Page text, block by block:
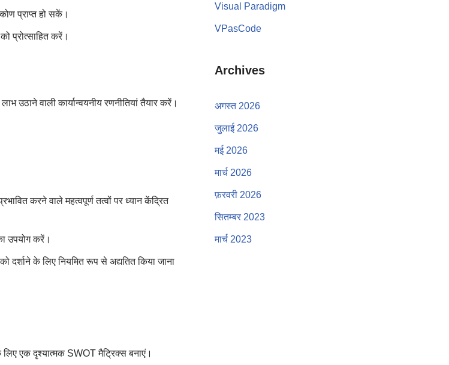
प्राप्त हो सकें।
प्रोत्साहित करें।
उठाने वाली कार्यान्वयनीय रणनीतियां तैयार करें।
करने वाले महत्वपूर्ण तत्वों पर ध्यान केंद्रित
उपयोग करें।
दर्शाने के लिए नियमित रूप से अद्यतित किया जाना
एक दृश्यात्मक SWOT मैट्रिक्स बनाएं।
Visual Paradigm
VPasCode
Archives
अगस्त 2026
जुलाई 2026
मई 2026
मार्च 2026
फ़रवरी 2026
सितम्बर 2023
मार्च 2023